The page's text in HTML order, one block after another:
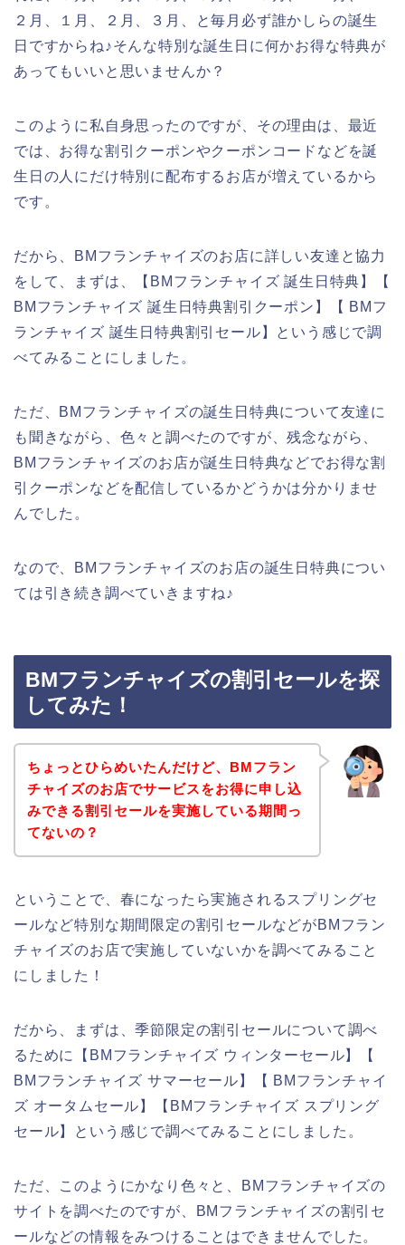
２月、１月、２月、３月、と毎月必ず誰かしらの誕生
日ですからね♪そんな特別な誕生日に何かお得な特典が
あってもいいと思いませんか？
このように私自身思ったのですが、その理由は、最近
では、お得な割引クーポンやクーポンコードなどを誕
生日の人にだけ特別に配布するお店が増えているから
です。
だから、BMフランチャイズのお店に詳しい友達と協力
をして、まずは、【BMフランチャイズ 誕生日特典】【
BMフランチャイズ 誕生日特典割引クーポン】【 BMフ
ランチャイズ 誕生日特典割引セール】という感じで調
べてみることにしました。
ただ、BMフランチャイズの誕生日特典について友達に
も聞きながら、色々と調べたのですが、残念ながら、
BMフランチャイズのお店が誕生日特典などでお得な割
引クーポンなどを配信しているかどうかは分かりませ
んでした。
なので、BMフランチャイズのお店の誕生日特典につい
ては引き続き調べていきますね♪
BMフランチャイズの割引セールを探
してみた！
ちょっとひらめいたんだけど、BMフラン
チャイズのお店でサービスをお得に申し込
みできる割引セールを実施している期間っ
てないの？
ということで、春になったら実施されるスプリングセ
ールなど特別な期間限定の割引セールなどがBMフラン
チャイズのお店で実施していないかを調べてみること
にしました！
だから、まずは、季節限定の割引セールについて調べ
るために【BMフランチャイズ ウィンターセール】【
BMフランチャイズ サマーセール】【 BMフランチャイ
ズ オータムセール】【BMフランチャイズ スプリング
セール】という感じで調べてみることにしました。
ただ、このようにかなり色々と、BMフランチャイズの
サイトを調べたのですが、BMフランチャイズの割引セ
ールなどの情報をみつけることはできませんでした。